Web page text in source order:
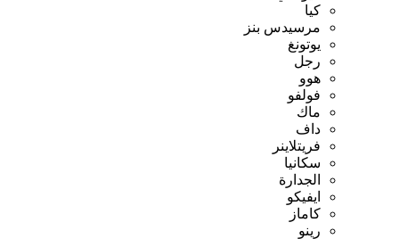
كيا
مرسيدس بنز
يوتونغ
رجل
هوو
فولفو
ماك
داف
فريتلاينر
سكانيا
الجدارة
ايفيكو
كاماز
رينو